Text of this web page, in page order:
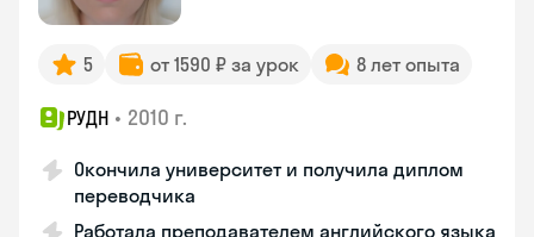
5 от 1590 ₽ за урок 8 лет опыта
РУДН • 2010 г.
Окончила университет и получила диплом
переводчика
Работала преподавателем английского языка